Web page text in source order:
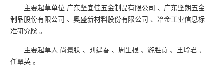
主要起草单位 广东坚宜佳五金制品有限公司 、 广东坚朗五金
制品股份有限公司 、 奥盛新材料股份有限公司 、 冶金工业信息标
准研究院 。
主要起草人 尚景朕 、 刘建春 、 周生根 、 游胜意 、 王玲君 、
任翠英 。